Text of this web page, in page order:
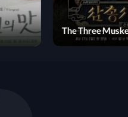
Tastefully Yours